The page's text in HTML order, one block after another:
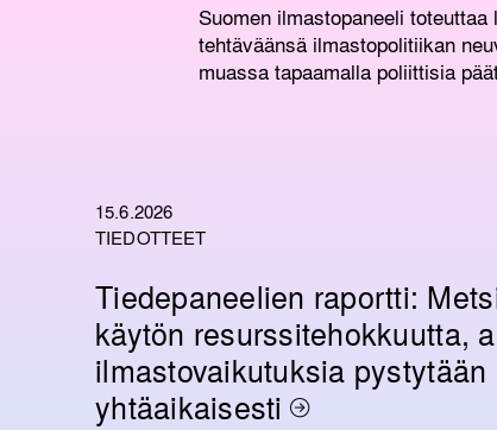
Suomen ilmastopaneeli toteuttaa
tehtäväänsä ilmastopolitiikan
muassa tapaamalla poliittisia
15.6.2026
TIEDOTTEET
Tiedepaneelien raportti:
käytön resurssitehokkuutta,
ilmastovaikutuksia pystytään
yhtäaikaisesti